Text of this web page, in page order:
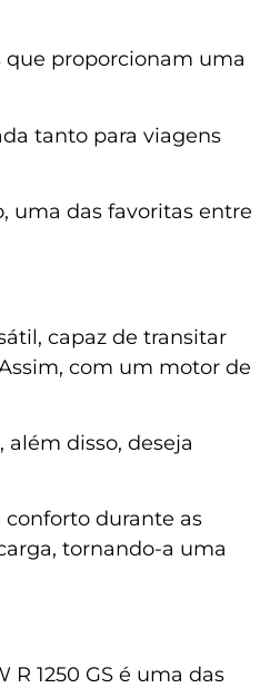
que proporcionam uma
tanto para viagens
uma das favoritas entre
capaz de transitar
com um motor de
disso, deseja
conforto durante as
tornando-a uma
1250 GS é uma das